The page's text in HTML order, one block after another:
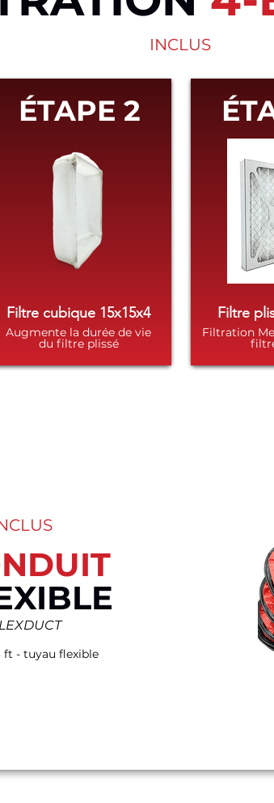
INCLUS
ÉTAPE 2
Filtre cubique 15x15x4
Augmente la durée de vie
du filtre plissé
Filtre
Filtration
ft - tuyau flexible